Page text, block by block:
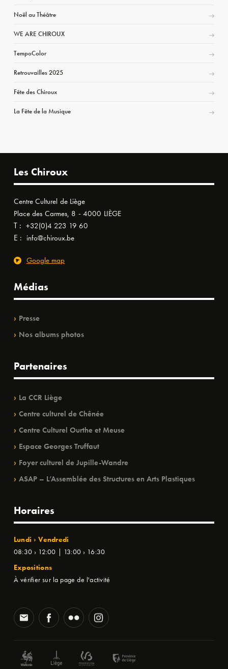
Noël au Théâtre
WE ARE CHIROUX
TempoColor
Retrouvailles 2025
Fête des Chiroux
La Fête de la Musique
Les Chiroux
Centre Culturel de Liège
Place des Carmes, 8 - 4000 LIÈGE
T : +32(0)4 223 19 60
E : info@chiroux.be
Google map
Médias
Presse
Nos albums photos
Partenaires
La CCR Liège
Centre culturel de Chênée
Centre Culturel Ourthe et Meuse
Espace Georges Truffaut
Foyer culturel de Jupille-Wandre
ASAP – L’Assemblée des Structures en Arts Plastiques
Horaires
Lundi › Vendredi
08:30 › 12:00 | 13:00 › 16:30
Expositions
À vérifier sur la page de l'activité